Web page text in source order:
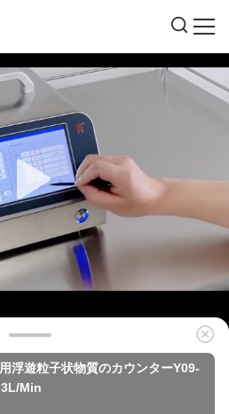
浮遊粒子状物質のカウンターY09-
Min